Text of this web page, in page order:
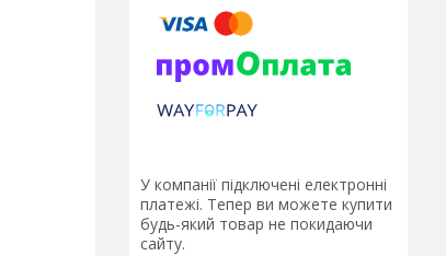
У компанії підключені електронні
платежі. Тепер ви можете купити
будь-який товар не покидаючи
сайту.